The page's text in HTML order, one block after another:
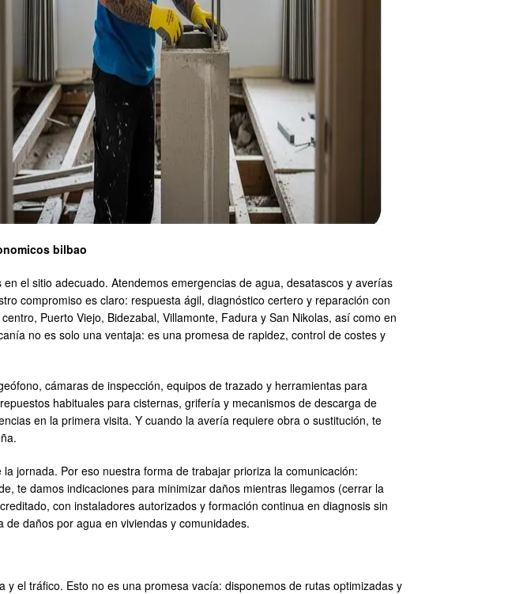
bilbao
el sitio adecuado. Atendemos emergencias de agua, desatascos y averías
compromiso es claro: respuesta ágil, diagnóstico certero y reparación con
Puerto Viejo, Bidezabal, Villamonte, Fadura y San Nikolas, así como en
no es solo una ventaja: es una promesa de rapidez, control de costes y
cámaras de inspección, equipos de trazado y herramientas para
habituales para cisternas, grifería y mecanismos de descarga de
en la primera visita. Y cuando la avería requiere obra o sustitución, te
jornada. Por eso nuestra forma de trabajar prioriza la comunicación:
te damos indicaciones para minimizar daños mientras llegamos (cerrar la
con instaladores autorizados y formación continua en diagnosis sin
daños por agua en viviendas y comunidades.
el tráfico. Esto no es una promesa vacía: disponemos de rutas optimizadas y